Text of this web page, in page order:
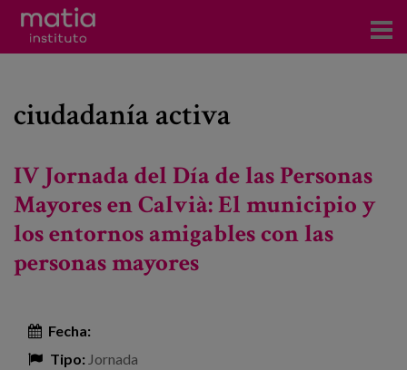
Investigación
Participación en foros
Consultoría
Formación
ciudadanía activa
IV Jornada del Día de las Personas
Mayores en Calvià: El municipio y
los entornos amigables con las
personas mayores
Fecha:
Tipo: Jornada